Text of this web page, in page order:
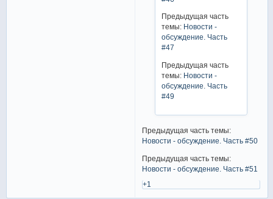
Предыдущая часть
темы: Новости -
обсуждение. Часть
#47
Предыдущая часть
темы: Новости -
обсуждение. Часть
#49
Предыдущая часть темы:
Новости - обсуждение. Часть #50
Предыдущая часть темы:
Новости - обсуждение. Часть #51
+1